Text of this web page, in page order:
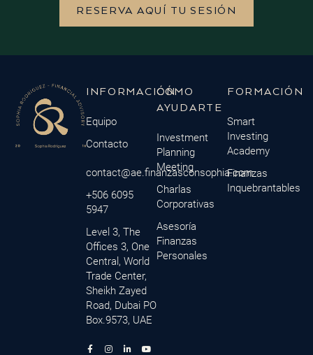
RESERVA AQUÍ TU SESIÓN
INFORMACIÓN
Equipo
Contacto
contact@ae.finanzasconsophia.com
+506 6095
5947
Level 3, The
Offices 3, One
Central, World
Trade Center,
Sheikh Zayed
Road, Dubai PO
Box.9573, UAE
F
I
L
Y
M
CÓMO
AYUDARTE
Investment
Planning
Meeting
Charlas
Corporativas
Asesoría
Finanzas
Personales
FORMACIÓN
Smart
Investing
Academy
Finanzas
Inquebrantables